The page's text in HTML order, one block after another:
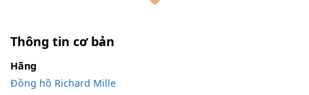
Thông tin cơ bản
Hãng
Đồng hồ Richard Mille